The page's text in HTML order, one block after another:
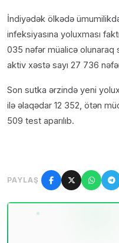
İndiyədək ölkədə
infeksiyasına yoluxması
035 nəfər müalicə olunaraq
aktiv xəstə sayı 27 736
Son sutka ərzində yeni
ilə əlaqədar 12 352, ötən
509 test aparılıb.
PAYLAŞ